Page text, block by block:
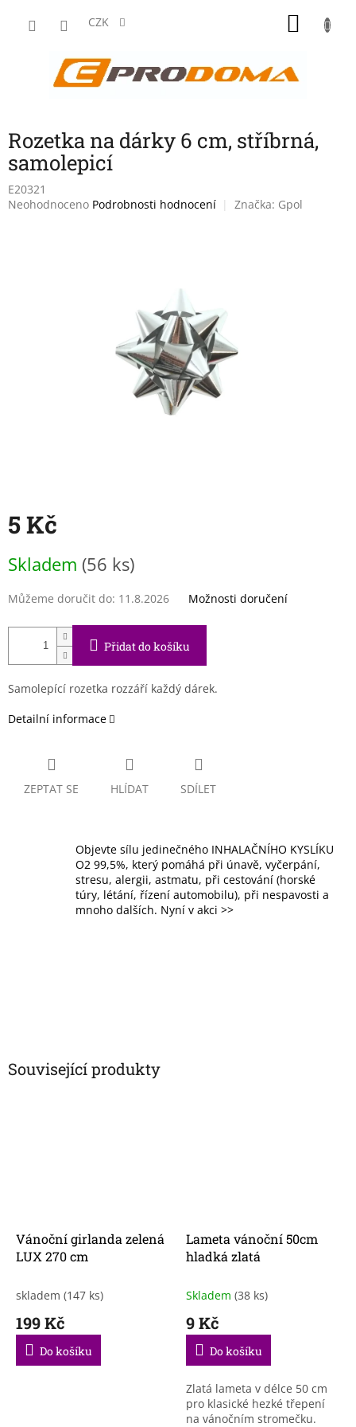
CZK
Rozetka na dárky 6 cm, stříbrná,
samolepicí
E20321
Průměrné
Neohodnoceno Podrobnosti hodnocení Značka: Gpol
5 Kč
cena:
Skladem (56 ks)
Můžeme doručit do: 11.8.2026 Možnosti doručení
Přidat do košíku
Samolepící rozetka rozzáří každý dárek.
Detailní informace
ZEPTAT SE HLÍDAT SDÍLET
Objevte sílu jedinečného INHALAČNÍHO KYSLÍKU
O2 99,5%, který pomáhá při únavě, vyčerpání,
stresu, alergii, astmatu, při cestování (horské
túry, létání, řízení automobilu), při nespavosti a
mnoho dalších. Nyní v akci >>
Související produkty
Vánoční girlanda zelená
LUX 270 cm
skladem (147 ks)
199 Kč
Do košíku
Lameta vánoční 50cm
hladká zlatá
Skladem (38 ks)
9 Kč
Do košíku
Zlatá lameta v délce 50 cm
pro klasické hezké třepení
na vánočním stromečku.